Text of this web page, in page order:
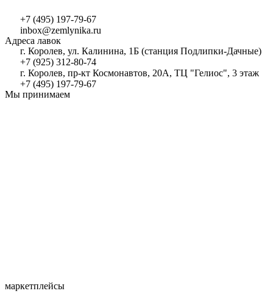
+7 (495) 197-79-67
inbox@zemlynika.ru
Адреса лавок
г. Королев, ул. Калинина, 1Б (станция Подлипки-Дачные)
+7 (925) 312-80-74
г. Королев, пр-кт Космонавтов, 20А, ТЦ "Гелиос", 3 этаж
+7 (495) 197-79-67
Мы принимаем
маркетплейсы